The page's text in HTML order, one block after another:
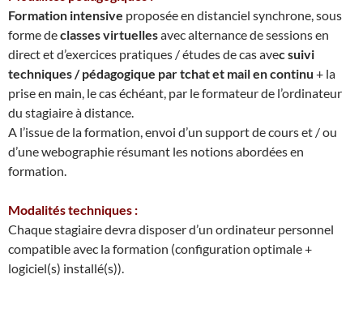
Formation intensive proposée en distanciel synchrone, sous
forme declasses virtuellesavec alternance de sessions en
direct et d’exercices pratiques / études de cas avec suivi
techniques / pédagogique par tchat et mail en continu + la
prise en main, le cas échéant, par le formateur de l’ordinateur
du stagiaire à distance.
A l’issue de la formation, envoi d’un support de cours et / ou
d’une webographie résumant les notions abordées en
formation.
Modalités techniques :
Chaque stagiaire devra disposer d’un ordinateur personnel
compatible avec la formation (configuration optimale +
logiciel(s) installé(s)).